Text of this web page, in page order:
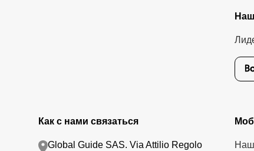
Как с нами связаться
Global Guide SAS. Via Attilio Regolo Наш